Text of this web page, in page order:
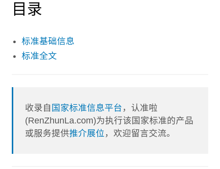
目录
标准基础信息
标准全文
收录自 国家标准信息平台 ，认准啦
(RenZhunLa.com)为执行该国家标准的产品
或服务提供推介展位 ，欢迎留言交流。